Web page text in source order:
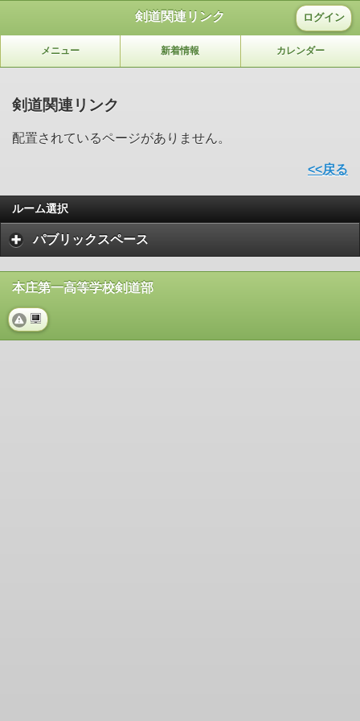
剣道関連リンク ログイン
メニュー 新着情報 カレンダー
剣道関連リンク
配置されているページがありません。
<<戻る
ルーム選択
パブリックスペース
本庄第一高等学校剣道部